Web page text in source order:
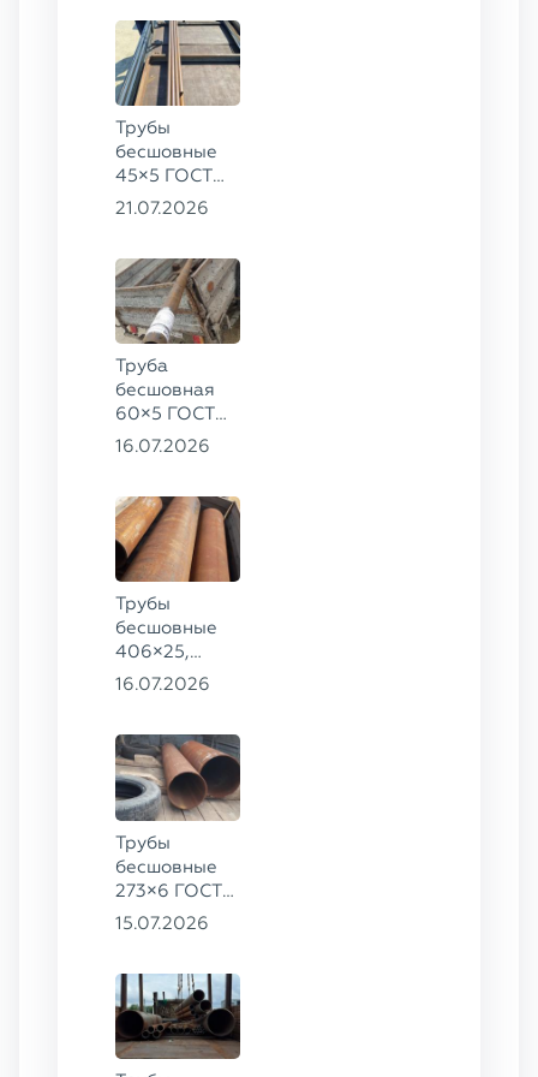
Трубы
бесшовные
45×5 ГОСТ
8734-75, ст.
21.07.2026
Труба
бесшовная
60×5 ГОСТ
8732-78, ст.
16.07.2026
Трубы
бесшовные
406×25,
325×20,
09Г2С
16.07.2026
Трубы
бесшовные
273×6 ГОСТ
8732-78
15.07.2026